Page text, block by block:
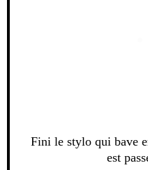
Fini le stylo qui bave
est